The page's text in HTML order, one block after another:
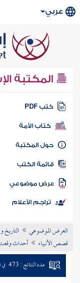
عربي
المكتبة
كتب PDF
كتاب الأمة
المكتبة
الكتب
موضوعي
تراجم الأعلام
العرض الموضوعي التاريخ
قصص الأنبياء
أحداث وقعت
عدد النتائج : 473